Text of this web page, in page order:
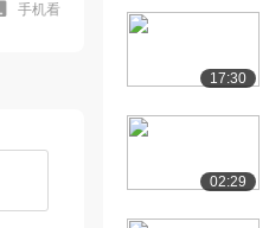
手机看
17:30
02:29